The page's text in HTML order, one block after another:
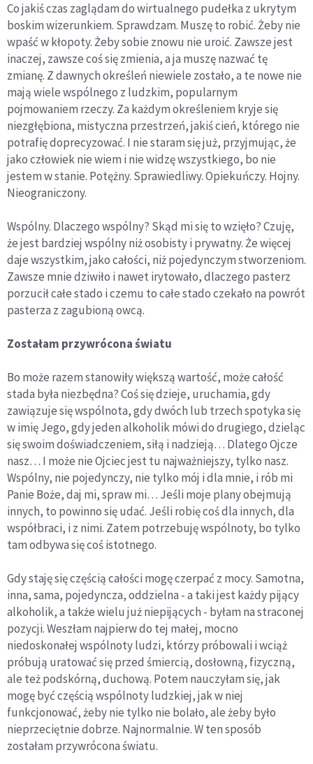
Co jakiś czas zaglądam do wirtualnego pudełka z ukrytym
boskim wizerunkiem. Sprawdzam. Muszę to robić. Żeby nie
wpaść w kłopoty. Żeby sobie znowu nie uroić. Zawsze jest
inaczej, zawsze coś się zmienia, a ja muszę nazwać tę
zmianę. Z dawnych określeń niewiele zostało, a te nowe nie
mają wiele wspólnego z ludzkim, popularnym
pojmowaniem rzeczy. Za każdym określeniem kryje się
niezgłębiona, mistyczna przestrzeń, jakiś cień, którego nie
potrafię doprecyzować. I nie staram się już, przyjmując, że
jako człowiek nie wiem i nie widzę wszystkiego, bo nie
jestem w stanie. Potężny. Sprawiedliwy. Opiekuńczy. Hojny.
Nieograniczony.
Wspólny. Dlaczego wspólny? Skąd mi się to wzięło? Czuję,
że jest bardziej wspólny niż osobisty i prywatny. Że więcej
daje wszystkim, jako całości, niż pojedynczym stworzeniom.
Zawsze mnie dziwiło i nawet irytowało, dlaczego pasterz
porzucił całe stado i czemu to całe stado czekało na powrót
pasterza z zagubioną owcą.
Zostałam przywrócona światu
Bo może razem stanowiły większą wartość, może całość
stada była niezbędna? Coś się dzieje, uruchamia, gdy
zawiązuje się wspólnota, gdy dwóch lub trzech spotyka się
w imię Jego, gdy jeden alkoholik mówi do drugiego, dzieląc
się swoim doświadczeniem, siłą i nadzieją… Dlatego Ojcze
nasz… I może nie Ojciec jest tu najważniejszy, tylko nasz.
Wspólny, nie pojedynczy, nie tylko mój i dla mnie, i rób mi
Panie Boże, daj mi, spraw mi… Jeśli moje plany obejmują
innych, to powinno się udać. Jeśli robię coś dla innych, dla
współbraci, i z nimi. Zatem potrzebuję wspólnoty, bo tylko
tam odbywa się coś istotnego.
Gdy staję się częścią całości mogę czerpać z mocy. Samotna,
inna, sama, pojedyncza, oddzielna - a taki jest każdy pijący
alkoholik, a także wielu już niepijących - byłam na straconej
pozycji. Weszłam najpierw do tej małej, mocno
niedoskonałej wspólnoty ludzi, którzy próbowali i wciąż
próbują uratować się przed śmiercią, dosłowną, fizyczną,
ale też podskórną, duchową. Potem nauczyłam się, jak
mogę być częścią wspólnoty ludzkiej, jak w niej
funkcjonować, żeby nie tylko nie bolało, ale żeby było
nieprzeciętnie dobrze. Najnormalnie. W ten sposób
zostałam przywrócona światu.